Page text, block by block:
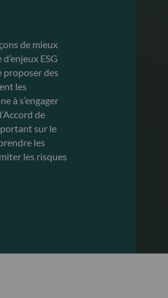
de mieux
ESG
proposer des
les
à s’engager
de
sur le
les
les risques